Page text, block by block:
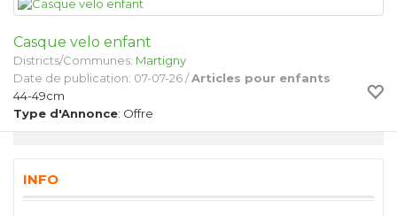
Casque velo enfant
Districts/Communes: Martigny
Date de publication: 07-07-26 /Articles pour enfants
44-49cm
Type d'Annonce: Offre
INFO